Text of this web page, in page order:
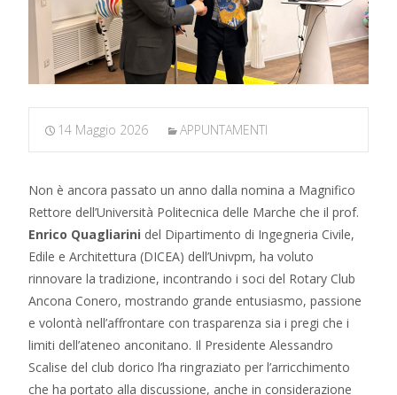
14 Maggio 2026 APPUNTAMENTI
Non è ancora passato un anno dalla nomina a Magnifico
Rettore dell’Università Politecnica delle Marche che il prof.
Enrico Quagliarini del Dipartimento di Ingegneria Civile,
Edile e Architettura (DICEA) dell’Univpm, ha voluto
rinnovare la tradizione, incontrando i soci del Rotary Club
Ancona Conero, mostrando grande entusiasmo, passione
e volontà nell’affrontare con trasparenza sia i pregi che i
limiti dell’ateneo anconitano. Il Presidente Alessandro
Scalise del club dorico l’ha ringraziato per l’arricchimento
che ha portato alla discussione, anche in considerazione